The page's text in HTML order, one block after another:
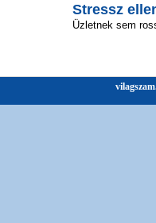
Stressz
Üzletnek sem